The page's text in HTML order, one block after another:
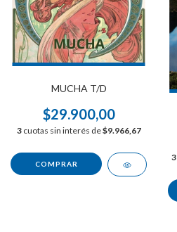
MUCHA T/D
$29.900,00
3 cuotas sin interés de$9.966,67
3